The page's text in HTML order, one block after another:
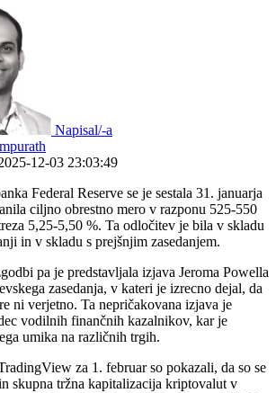
Napisal/-a
12-03 23:03:49
Federal Reserve se je sestala 31. januarja
ciljno obrestno mero v razponu 525-550
5,25-5,50 %. Ta odločitev je bila v skladu
in v skladu s prejšnjim zasedanjem.
pa je predstavljala izjava Jeroma Powella
zasedanja, v kateri je izrecno dejal, da
ni verjetno. Ta nepričakovana izjava je
vodilnih finančnih kazalnikov, kar je
umika na različnih trgih.
za 1. februar so pokazali, da so se
skupna tržna kapitalizacija kriptovalut v